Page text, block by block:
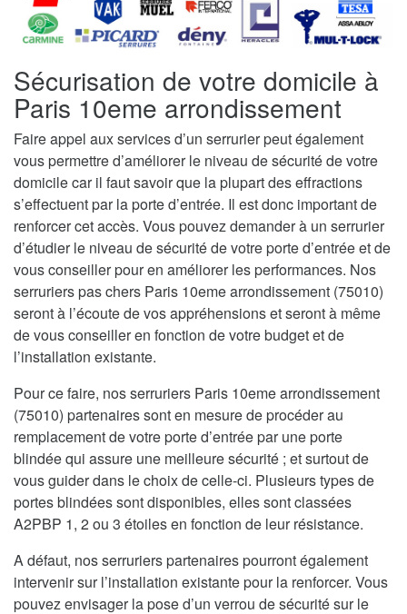
Sécurisation de votre domicile à
Paris 10eme arrondissement
Faire appel aux services d’un serrurier peut également
vous permettre d’améliorer le niveau de sécurité de votre
domicile car il faut savoir que la plupart des effractions
s’effectuent par la porte d’entrée. Il est donc important de
renforcer cet accès. Vous pouvez demander à un serrurier
d’étudier le niveau de sécurité de votre porte d’entrée et de
vous conseiller pour en améliorer les performances. Nos
serruriers pas chers Paris 10eme arrondissement (75010)
seront à l’écoute de vos appréhensions et seront à même
de vous conseiller en fonction de votre budget et de
l’installation existante.
Pour ce faire, nos serruriers Paris 10eme arrondissement
(75010) partenaires sont en mesure de procéder au
remplacement de votre porte d’entrée par une porte
blindée qui assure une meilleure sécurité ; et surtout de
vous guider dans le choix de celle-ci. Plusieurs types de
portes blindées sont disponibles, elles sont classées
A2PBP 1, 2 ou 3 étoiles en fonction de leur résistance.
A défaut, nos serruriers partenaires pourront également
intervenir sur l’installation existante pour la renforcer. Vous
pouvez envisager la pose d’un verrou de sécurité sur le